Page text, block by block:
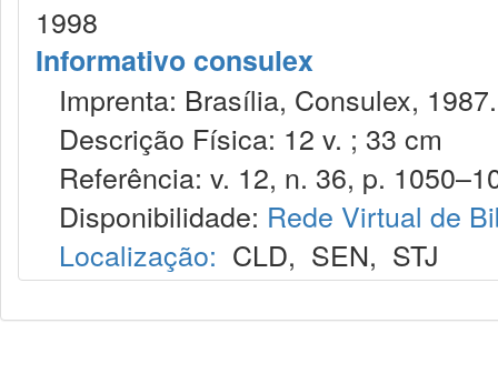
1998
Informativo consulex
Imprenta: Brasília, Consulex, 1987.
Descrição Física: 12 v. ; 33 cm
Referência: v. 12, n. 36, p.
Disponibilidade: Rede Virtual de
Localização: CLD, SEN, STJ